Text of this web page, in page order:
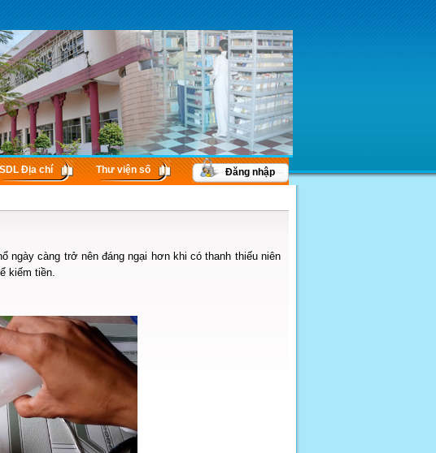
Ðịa chí Thư viện số Đăng nhập
ngày càng trở nên đáng ngại hơn khi có thanh thiếu niên
kiếm tiền.